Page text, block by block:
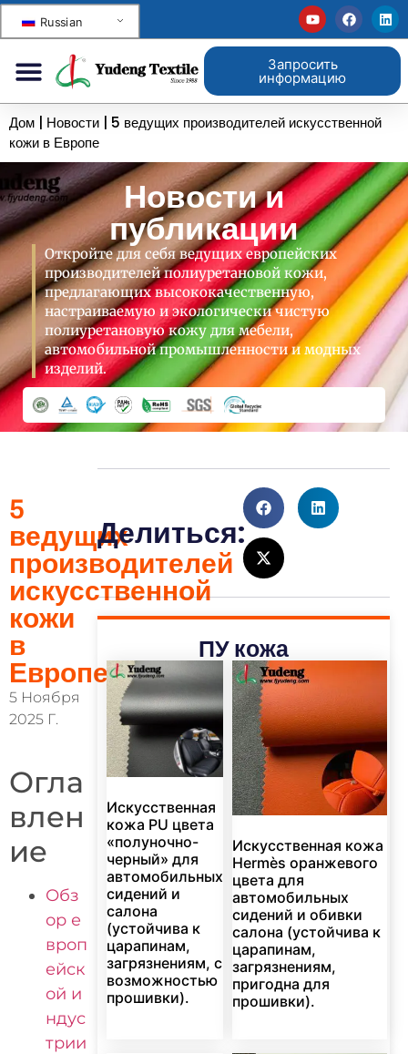
Russian
Запросить
информацию
Дом Новости
5 ведущих производителей искусственной
кожи в Европе
Новости и
публикации
Откройте для себя ведущих европейских
производителей полиуретановой кожи,
предлагающих высококачественную,
настраиваемую и экологически чистую
полиуретановую кожу для мебели,
автомобильной промышленности и модных
изделий.
5
ведущих
производителей
искусственной
кожи
в
Европе
5 Ноября
2025 Г.
Огла
влен
ие
Обз
ор е
вроп
ейск
ой и
ндус
трии
Делиться:
ПУ кожа
Искусственная
кожа PU цвета
«полуночно-
черный» для
автомобильных
сидений и
салона
(устойчива к
царапинам,
загрязнениям, с
возможностью
прошивки).
Искусственная кожа
Hermès оранжевого
цвета для
автомобильных
сидений и обивки
салона (устойчива к
царапинам,
загрязнениям,
пригодна для
прошивки).